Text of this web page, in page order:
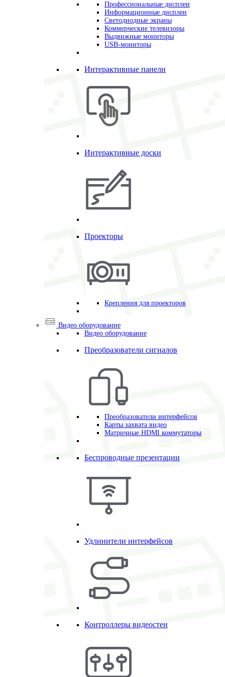
Профессиональные дисплеи
Информационные дисплеи
Светодиодные экраны
Коммерческие телевизоры
Выдвижные мониторы
USB-мониторы
Интерактивные панели
Интерактивные доски
Проекторы
Крепления для проекторов
Видео оборудование
Видео оборудование
Преобразователи сигналов
Преобразователи интерфейсов
Карты захвата видео
Матричные HDMI коммутаторы
Беспроводные презентации
Удлинители интерфейсов
Контроллеры видеостен